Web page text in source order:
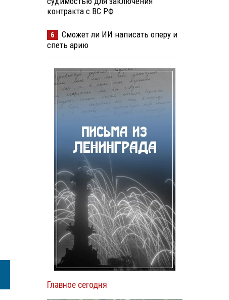
контракта с ВС РФ
6
Сможет ли ИИ написать оперу и
спеть арию
Главное сегодня